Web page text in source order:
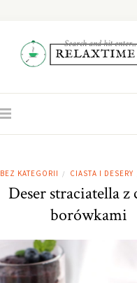
BEZ KATEGORII / CIASTA I DESERY
Deser straciatella z
borówkami